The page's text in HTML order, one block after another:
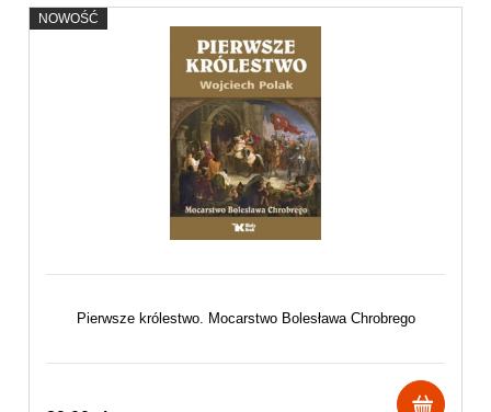
Pierwsze królestwo. Mocarstwo Bolesława Chrobrego
NOWOŚĆ